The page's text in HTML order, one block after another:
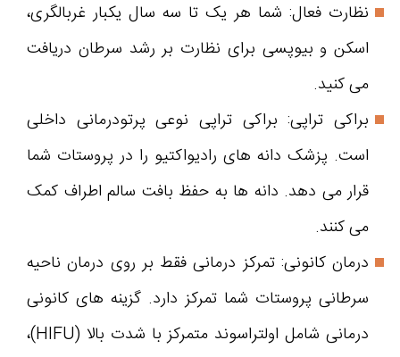
نظارت فعال: شما هر یک تا سه سال یکبار غربالگری،
اسکن و بیوپسی برای نظارت بر رشد سرطان دریافت
می کنید.
براکی تراپی: براکی تراپی نوعی پرتودرمانی داخلی
است. پزشک دانه های رادیواکتیو را در پروستات شما
قرار می دهد. دانه ها به حفظ بافت سالم اطراف کمک
می کنند.
درمان کانونی: تمرکز درمانی فقط بر روی درمان ناحیه
سرطانی پروستات شما تمرکز دارد. گزینه های کانونی
درمانی شامل اولتراسوند متمرکز با شدت بالا (HIFU)،